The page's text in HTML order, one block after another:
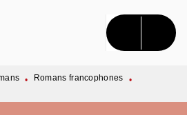
CONTENU
• Romans francophones
•